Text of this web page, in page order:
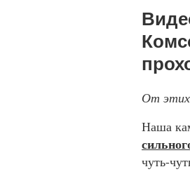
От этих
Наша
чуть-